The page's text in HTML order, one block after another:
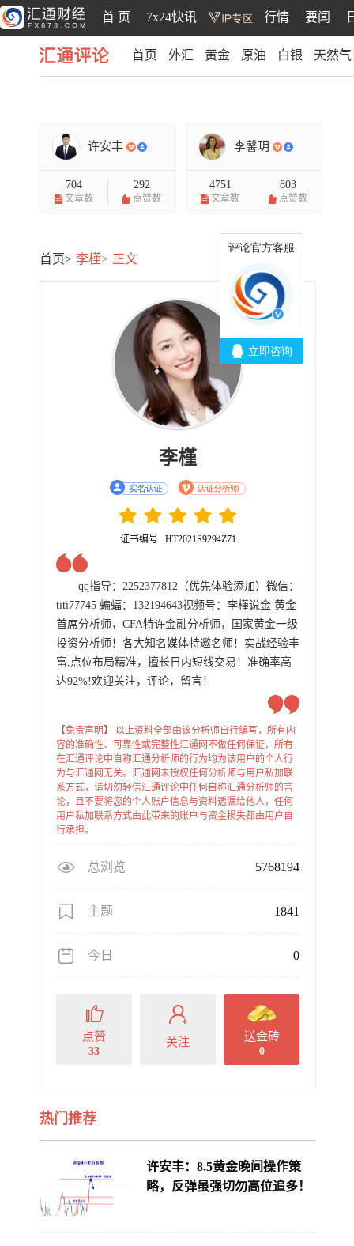
首 页 7x24快讯 行情 要闻
首页 外汇 黄金 原油 白银 天然气
许安丰
704
文章数
292
点赞数
李馨玥
4751
文章数
803
点赞数
首页> 李槿> 正文
李槿
证书编号 HT2021S9294Z71
qq指导：2252377812（优先体验添加）微信：
titi77745 蝙蝠：132194643视频号：李槿说金 黄金
首席分析师，CFA特许金融分析师，国家黄金一级
投资分析师！各大知名媒体特邀名师！实战经验丰
富,点位布局精准，擅长日内短线交易！准确率高
达92%!欢迎关注，评论，留言！
【免责声明】 以上资料全部由该分析师自行编写，所有内
容的准确性、可靠性或完整性汇通网不做任何保证，所有
在汇通评论中自称汇通分析师的行为均为该用户的个人行
为与汇通网无关。汇通网未授权任何分析师与用户私加联
系方式，请切勿轻信汇通评论中任何自称汇通分析师的言
论，且不要将您的个人账户信息与资料透漏给他人，任何
用户私加联系方式由此带来的账户与资金损失都由用户自
行承担。
总浏览 5768194
主题 1841
今日 0
点赞
33
关注 送金砖
0
热门推荐
许安丰：8.5黄金晚间操作策
略，反弹虽强切勿高位追多！